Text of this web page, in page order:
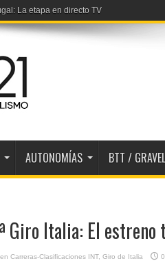
La etapa en directo TV
AUTONOMÍAS BTT / GRAVEL
Giro Italia: El estreno
en Carreras-Clasificaciones INT, Giro de Italia